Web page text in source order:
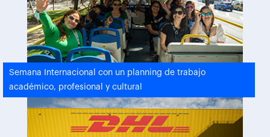
Semana Internacional con un planning de trabajo
académico, profesional y cultural